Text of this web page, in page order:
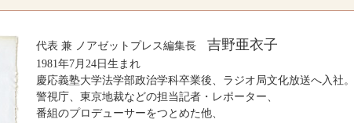
代表 兼 ノアゼットプレス編集長 吉野亜衣子
1981年7月24日生まれ
慶応義塾大学法学部政治学科卒業後、ラジオ局文化放送へ入社。
警視庁、東京地裁などの担当記者・レポーター、
番組のプロデューサーをつとめた他、